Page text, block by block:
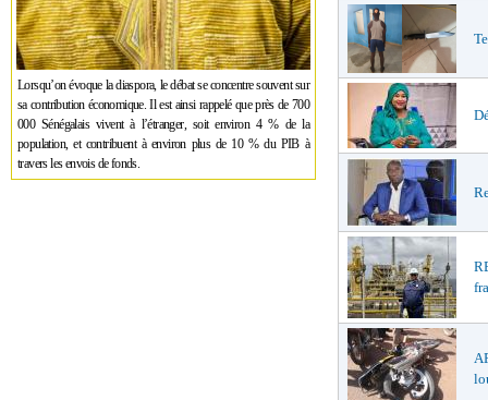
Lorsqu’on évoque la diaspora, le débat se concentre souvent sur
sa contribution économique. Il est ainsi rappelé que près de 700
000 Sénégalais vivent à l’étranger, soit environ 4 % de la
population, et contribuent à environ plus de 10 % du PIB à
travers les envois de fonds.